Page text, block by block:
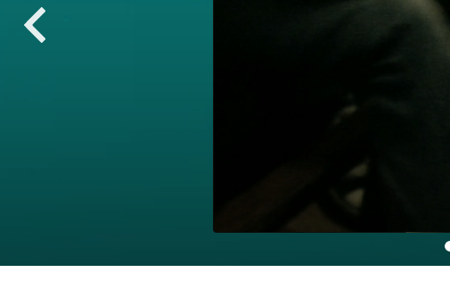
Qu’est-ce que la grandeur ?